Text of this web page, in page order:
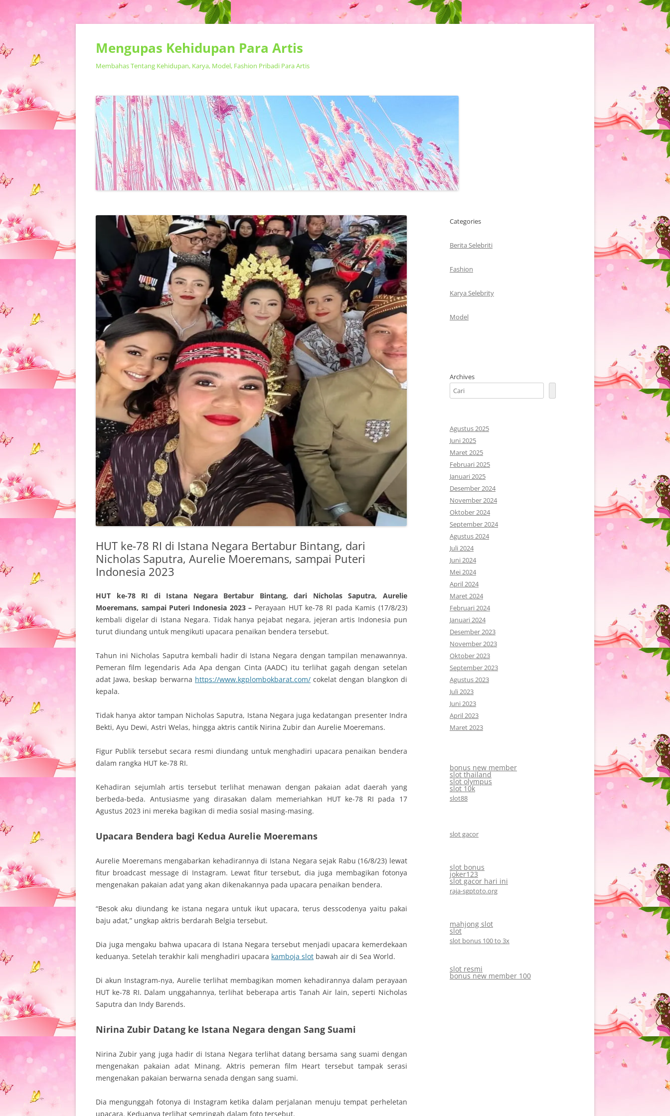
Mengupas Kehidupan Para Artis
Membahas Tentang Kehidupan, Karya, Model, Fashion Pribadi Para Artis
ke
HUT ke-78 RI di Istana Negara Bertabur Bintang, dari
Nicholas Saputra, Aurelie Moeremans, sampai Puteri
Indonesia 2023
HUT ke-78 RI di Istana Negara Bertabur Bintang, dari Nicholas Saputra, Aurelie
Moeremans, sampai Puteri Indonesia 2023 – Perayaan HUT ke-78 RI pada Kamis (17/8/23)
kembali digelar di Istana Negara. Tidak hanya pejabat negara, jejeran artis Indonesia pun
turut diundang untuk mengikuti upacara penaikan bendera tersebut.
Tahun ini Nicholas Saputra kembali hadir di Istana Negara dengan tampilan menawannya.
Pemeran film legendaris Ada Apa dengan Cinta (AADC) itu terlihat gagah dengan setelan
adat Jawa, beskap berwarna https://www.kgplombokbarat.com/ cokelat dengan blangkon di
kepala.
Tidak hanya aktor tampan Nicholas Saputra, Istana Negara juga kedatangan presenter Indra
Bekti, Ayu Dewi, Astri Welas, hingga aktris cantik Nirina Zubir dan Aurelie Moeremans.
Figur Publik tersebut secara resmi diundang untuk menghadiri upacara penaikan bendera
dalam rangka HUT ke-78 RI.
Kehadiran sejumlah artis tersebut terlihat menawan dengan pakaian adat daerah yang
berbeda-beda. Antusiasme yang dirasakan dalam memeriahkan HUT ke-78 RI pada 17
Agustus 2023 ini mereka bagikan di media sosial masing-masing.
Upacara Bendera bagi Kedua Aurelie Moeremans
Aurelie Moeremans mengabarkan kehadirannya di Istana Negara sejak Rabu (16/8/23) lewat
fitur broadcast message di Instagram. Lewat fitur tersebut, dia juga membagikan fotonya
mengenakan pakaian adat yang akan dikenakannya pada upacara penaikan bendera.
“Besok aku diundang ke istana negara untuk ikut upacara, terus desscodenya yaitu pakai
baju adat,” ungkap aktris berdarah Belgia tersebut.
Dia juga mengaku bahwa upacara di Istana Negara tersebut menjadi upacara kemerdekaan
keduanya. Setelah terakhir kali menghadiri upacara kamboja slot bawah air di Sea World.
Di akun Instagram-nya, Aurelie terlihat membagikan momen kehadirannya dalam perayaan
HUT ke-78 RI. Dalam unggahannya, terlihat beberapa artis Tanah Air lain, seperti Nicholas
Saputra dan Indy Barends.
Nirina Zubir Datang ke Istana Negara dengan Sang Suami
Nirina Zubir yang juga hadir di Istana Negara terlihat datang bersama sang suami dengan
mengenakan pakaian adat Minang. Aktris pemeran film Heart tersebut tampak serasi
mengenakan pakaian berwarna senada dengan sang suami.
Dia mengunggah fotonya di Instagram ketika dalam perjalanan menuju tempat perheletan
upacara. Keduanya terlihat semringah dalam foto tersebut.
Categories
Berita Selebriti
Fashion
Karya Selebrity
Model
Archives
Agustus 2025
Juni 2025
Maret 2025
Februari 2025
Januari 2025
Desember 2024
November 2024
Oktober 2024
September 2024
Agustus 2024
Juli 2024
Juni 2024
Mei 2024
April 2024
Maret 2024
Februari 2024
Januari 2024
Desember 2023
November 2023
Oktober 2023
September 2023
Agustus 2023
Juli 2023
Juni 2023
April 2023
Maret 2023
bonus new member
slot thailand
slot olympus
slot 10k
slot88
slot gacor
slot bonus
joker123
slot gacor hari ini
raja-sgptoto.org
mahjong slot
slot
slot bonus 100 to 3x
slot resmi
bonus new member 100